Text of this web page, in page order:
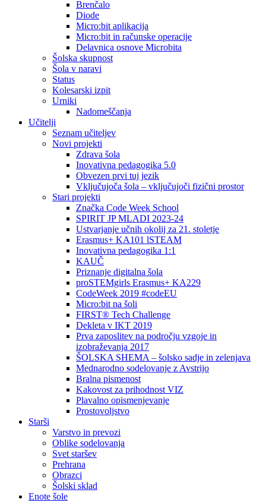
Brenčalo
Diode
Micro:bit aplikacija
Micro:bit in računske operacije
Delavnica osnove Microbita
Šolska skupnost
Šola v naravi
Status
Kolesarski izpit
Urniki
Nadomeščanja
Učitelji
Seznam učiteljev
Novi projekti
Zdrava šola
Inovativna pedagogika 5.0
Obvezen prvi tuj jezik
Vključujoča šola – vključujoči fizični prostor
Stari projekti
Značka Code Week School
SPIRIT JP MLADI 2023-24
Ustvarjanje učnih okolij za 21. stoletje
Erasmus+ KA101 lSTEAM
Inovativna pedagogika 1:1
KAUČ
Priznanje digitalna šola
proSTEMgirls Erasmus+ KA229
CodeWeek 2019 #codeEU
Micro:bit na šoli
FIRST® Tech Challenge
Dekleta v IKT 2019
Prva zaposlitev na področju vzgoje in
izobraževanja 2017
ŠOLSKA SHEMA – šolsko sadje in zelenjava
Mednarodno sodelovanje z Avstrijo
Bralna pismenost
Kakovost za prihodnost VIZ
Plavalno opismenjevanje
Prostovoljstvo
Starši
Varstvo in prevozi
Oblike sodelovanja
Svet staršev
Prehrana
Obrazci
Šolski sklad
Enote šole